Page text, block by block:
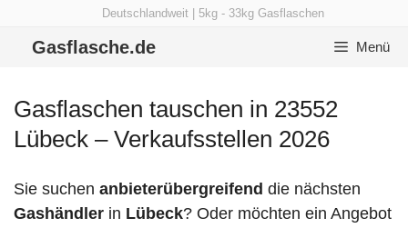
Deutschlandweit | 5kg - 33kg Gasflaschen
Gasflasche.de Menü
Gasflaschen tauschen in 23552
Lübeck – Verkaufsstellen 2026
Sie suchen anbieterübergreifend die nächsten
Gashändler in Lübeck? Oder möchten ein Angebot